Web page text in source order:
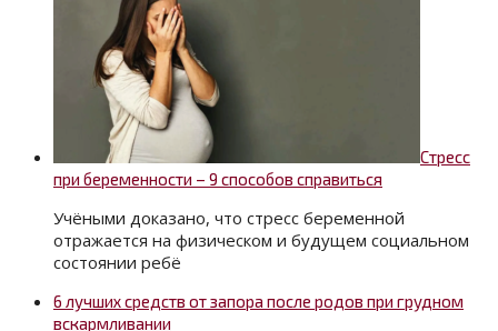
Стресс
при беременности – 9 способов справиться
Учёными доказано, что стресс беременной
отражается на физическом и будущем социальном
состоянии ребё
6 лучших средств от запора после родов при грудном
вскармливании